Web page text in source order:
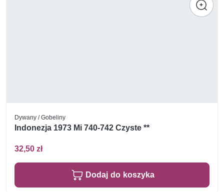
Dywany / Gobeliny
Indonezja 1973 Mi 740-742 Czyste **
32,50 zł
Dodaj do koszyka